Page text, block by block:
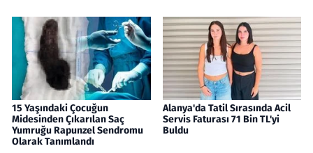
15 Yaşındaki Çocuğun
Midesinden Çıkarılan Saç
Yumruğu Rapunzel Sendromu
Olarak Tanımlandı
Alanya'da Tatil Sırasında Acil
Servis Faturası 71 Bin TL'yi
Buldu